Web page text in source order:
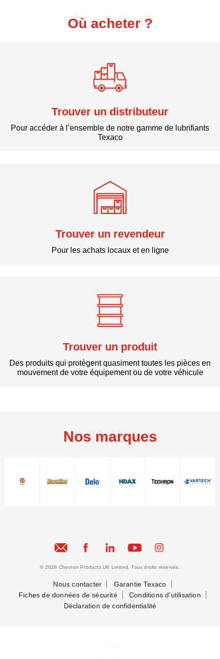
Où acheter ?
Trouver un distributeur
Pour accéder à l’ensemble de notre gamme de lubrifiants
Texaco
Trouver un revendeur
Pour les achats locaux et en ligne
Trouver un produit
Des produits qui protègent quasiment toutes les pièces en
mouvement de votre équipement ou de votre véhicule
Nos marques
© 2026 Chevron Products UK Limited. Tous droits réservés.
Nous contacter
Garantie Texaco
Fiches de données de sécurité
Conditions d'utilisation
Déclaration de confidentialité